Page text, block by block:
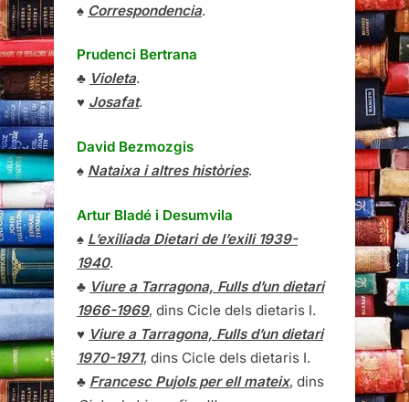
♠ Correspondencia.
Prudenci Bertrana
♣ Violeta.
♥ Josafat.
David Bezmozgis
♠ Nataixa i altres històries.
Artur Bladé i Desumvila
♠ L’exiliada Dietari de l’exili 1939-
1940.
♣ Viure a Tarragona, Fulls d’un dietari
1966-1969, dins Cicle dels dietaris I.
♥ Viure a Tarragona, Fulls d’un dietari
1970-1971, dins Cicle dels dietaris I.
♣ Francesc Pujols per ell mateix, dins